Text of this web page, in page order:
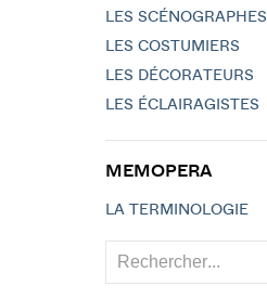
LES SCÉNOGRAPHES
LES COSTUMIERS
LES DÉCORATEURS
LES ÉCLAIRAGISTES
MEMOPERA
LA TERMINOLOGIE